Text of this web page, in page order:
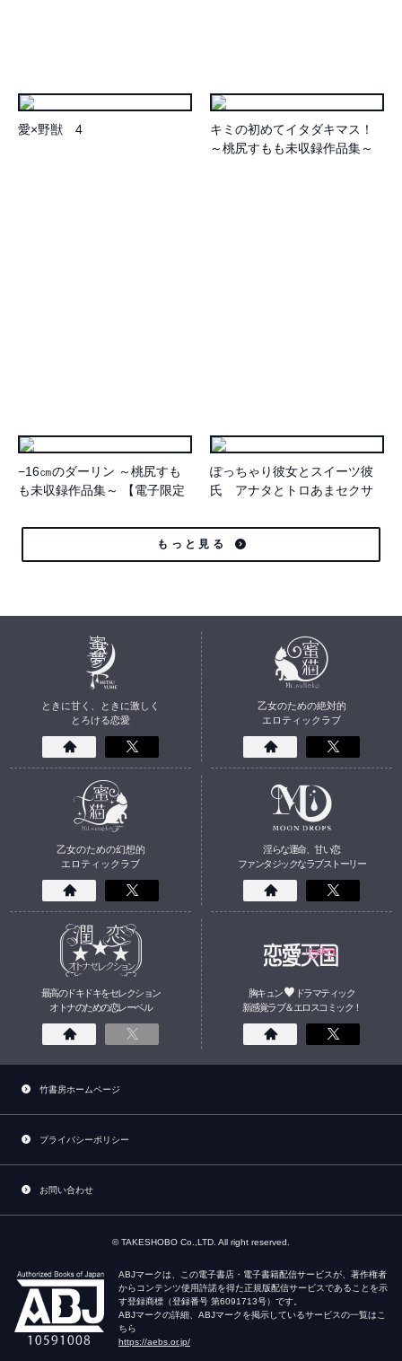
愛×野獣 4
キミの初めてイタダキマス！
～桃尻すもも未収録作品集～
−16㎝のダーリン ～桃尻すも
も未収録作品集～ 【電子限定
ぽっちゃり彼女とスイーツ彼
氏 アナタとトロあまセクサ
もっと見る
ときに甘く、ときに激しく
とろける恋愛
乙女のための絶対的
エロティックラブ
乙女のための幻想的
エロティックラブ
淫らな運命、甘い恋
ファンタジックなラブストーリー
最高のドキドキをセレクション
オトナのための恋レーベル
胸キュン
ドラマティック
新感覚ラブ＆エロスコミック！
竹書房ホームページ
プライバシーポリシー
お問い合わせ
© TAKESHOBO Co.,LTD. All right reserved.
ABJマークは、この電子書店・電子書籍配信サービスが、著作権者
からコンテンツ使用許諾を得た正規版配信サービスであることを示
す登録商標（登録番号 第6091713号）です。
ABJマークの詳細、ABJマークを掲示しているサービスの一覧はこ
ちら
https://aebs.or.jp/